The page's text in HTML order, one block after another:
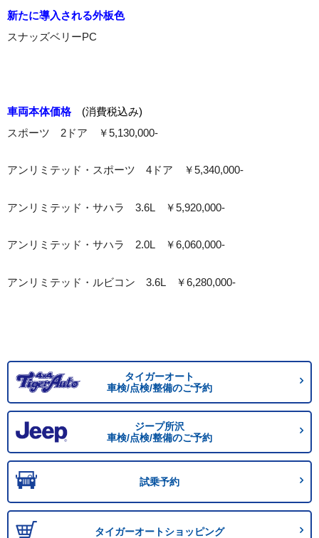
新たに導入される外板色
スナッズベリーPC
車両本体価格(消費税込み)
スポーツ 2ドア ￥5,130,000-
アンリミテッド・スポーツ 4ドア ￥5,340,000-
アンリミテッド・サハラ 3.6L ￥5,920,000-
アンリミテッド・サハラ 2.0L ￥6,060,000-
アンリミテッド・ルビコン 3.6L ￥6,280,000-
タイガーオート
車検/点検/整備のご予約
ジープ所沢
車検/点検/整備のご予約
試乗予約
タイガーオートショッピング